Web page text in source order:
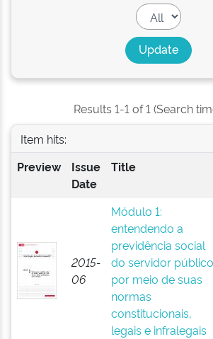
Results 1-1 of 1 (Search
Item hits:
Preview
Issue
Date
Title
2015-
06
Módulo 1:
entendendo a
previdência social
do servidor público
por meio de suas
normas
constitucionais,
legais e infralegais